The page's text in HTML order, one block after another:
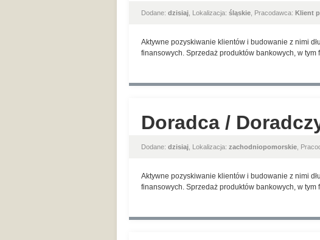
Dodane: dzisiaj , Lokalizacja: śląskie , Pracodawca: Klient
Aktywne pozyskiwanie klientów i budowanie z nimi
finansowych. Sprzedaż produktów bankowych, w
Doradca /
Dodane: dzisiaj , Lokalizacja: zachodniopomorskie ,
Aktywne pozyskiwanie klientów i budowanie z nimi
finansowych. Sprzedaż produktów bankowych, w